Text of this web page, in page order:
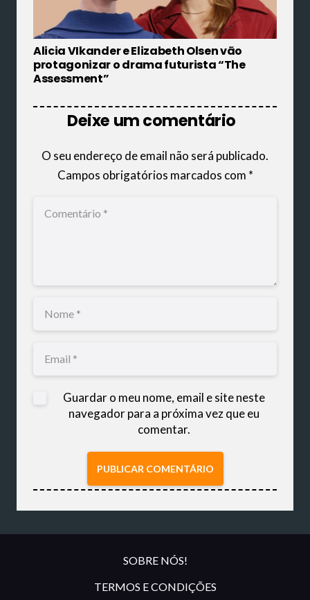
Alicia VIkander e Elizabeth Olsen vão
protagonizar o drama futurista “The
Assessment”
Deixe um comentário
O seu endereço de email não será publicado.
Campos obrigatórios marcados com *
Guardar o meu nome, email e site neste
navegador para a próxima vez que eu
comentar.
PUBLICAR COMENTÁRIO
SOBRE NÓS!
TERMOS E CONDIÇÕES